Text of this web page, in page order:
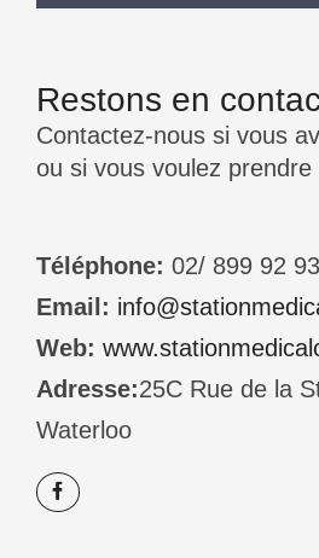
Restons en
Contactez-nous si vous
ou si vous voulez
Téléphone: 02/ 899 92 93
Email:
Web:
Adresse:25C Rue de la
Waterloo